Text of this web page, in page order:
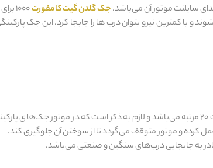
جک گلدن گیت کامفورت
و با کمترین نیرو بتوان درب ها را جابجا کرد. این جک
، برای هر ساعت 20 مرتبه می‌باشد و لازم به ذکر است که در موتور
کرده و موتور متوقف می‌گردد تا از سوختن آن جلوگیری کند.